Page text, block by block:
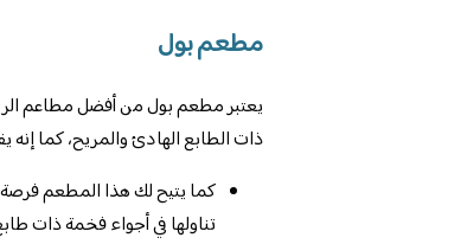
مطعم بول
يعتبر مطعم بول من أفضل مطاعم
ذات الطابع الهادئ والمريح، كما
كما يتيح لك هذا المطعم فرصة
تناولها في أجواء فخمة ذات